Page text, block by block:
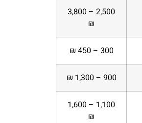
2,500 – 3,800
₪
300 – 450 ₪
900 – 1,300 ₪
1,100 – 1,600
₪